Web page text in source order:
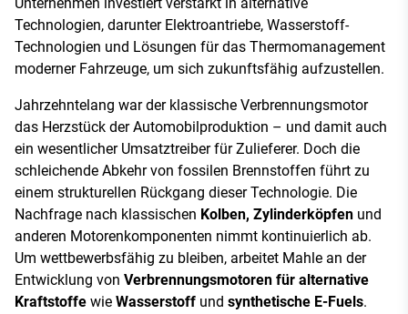
Technologien, darunter Elektroantriebe, Wasserstoff-
Technologien und Lösungen für das Thermomanagement
moderner Fahrzeuge, um sich zukunftsfähig aufzustellen.
Jahrzehntelang war der klassische Verbrennungsmotor
das Herzstück der Automobilproduktion – und damit auch
ein wesentlicher Umsatztreiber für Zulieferer. Doch die
schleichende Abkehr von fossilen Brennstoffen führt zu
einem strukturellen Rückgang dieser Technologie. Die
Nachfrage nach klassischen Kolben, Zylinderköpfen und
anderen Motorenkomponenten nimmt kontinuierlich ab.
Um wettbewerbsfähig zu bleiben, arbeitet Mahle an der
Entwicklung von Verbrennungsmotoren für alternative
Kraftstoffe wie Wasserstoff und synthetische E-Fuels.